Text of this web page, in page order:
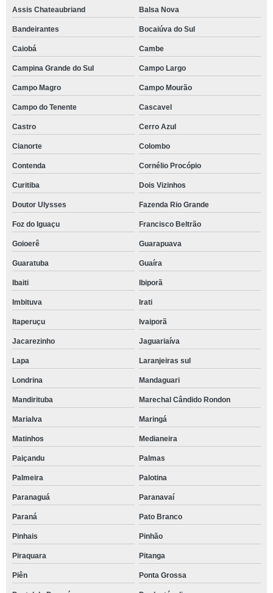
Assis Chateaubriand Balsa Nova
Bandeirantes Bocaiúva do Sul
Caiobá Cambe
Campina Grande do Sul Campo Largo
Campo Magro Campo Mourão
Campo do Tenente Cascavel
Castro Cerro Azul
Cianorte Colombo
Contenda Cornélio Procópio
Curitiba Dois Vizinhos
Doutor Ulysses Fazenda Rio Grande
Foz do Iguaçu Francisco Beltrão
Goioerê Guarapuava
Guaratuba Guaíra
Ibaiti Ibiporã
Imbituva Irati
Itaperuçu Ivaiporã
Jacarezinho Jaguariaíva
Lapa Laranjeiras sul
Londrina Mandaguari
Mandirituba Marechal Cândido Rondon
Marialva Maringá
Matinhos Medianeira
Paiçandu Palmas
Palmeira Palotina
Paranaguá Paranavaí
Paraná Pato Branco
Pinhais Pinhão
Piraquara Pitanga
Piên Ponta Grossa